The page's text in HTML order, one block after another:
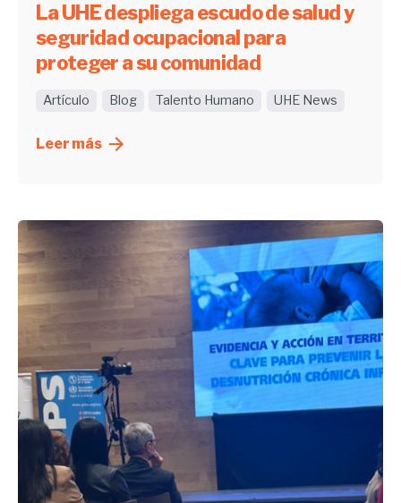
La UHE despliega escudo de salud y
seguridad ocupacional para
proteger a su comunidad
Artículo Blog Talento Humano UHE News
Leer más